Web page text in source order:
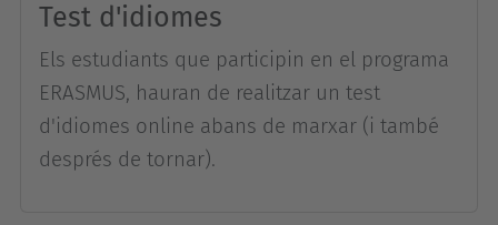
Test d'idiomes
Els estudiants que participin en el programa
ERASMUS, hauran de realitzar un test
d'idiomes online abans de marxar (i també
després de tornar).